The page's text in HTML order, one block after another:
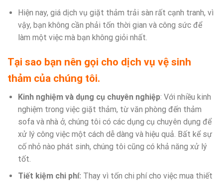
Hiện nay, giá dịch vụ giặt thảm trải sàn rất cạnh tranh, vì
vậy, bạn không cần phải tốn thời gian và công sức để
làm một việc mà bạn không giỏi nhất.
Tại sao bạn nên gọi cho dịch vụ vệ sinh
thảm của chúng tôi.
Kinh nghiệm và dụng cụ chuyên nghiệp: Với nhiều kinh
nghiệm trong việc giặt thảm, từ văn phòng đến thảm
sofa và nhà ở, chúng tôi có các dụng cụ chuyên dụng để
xử lý công việc một cách dễ dàng và hiệu quả. Bất kể sự
cố nhỏ nào phát sinh, chúng tôi cũng có khả năng xử lý
tốt.
Tiết kiệm chi phí: Thay vì tốn chi phí cho việc mua thiết